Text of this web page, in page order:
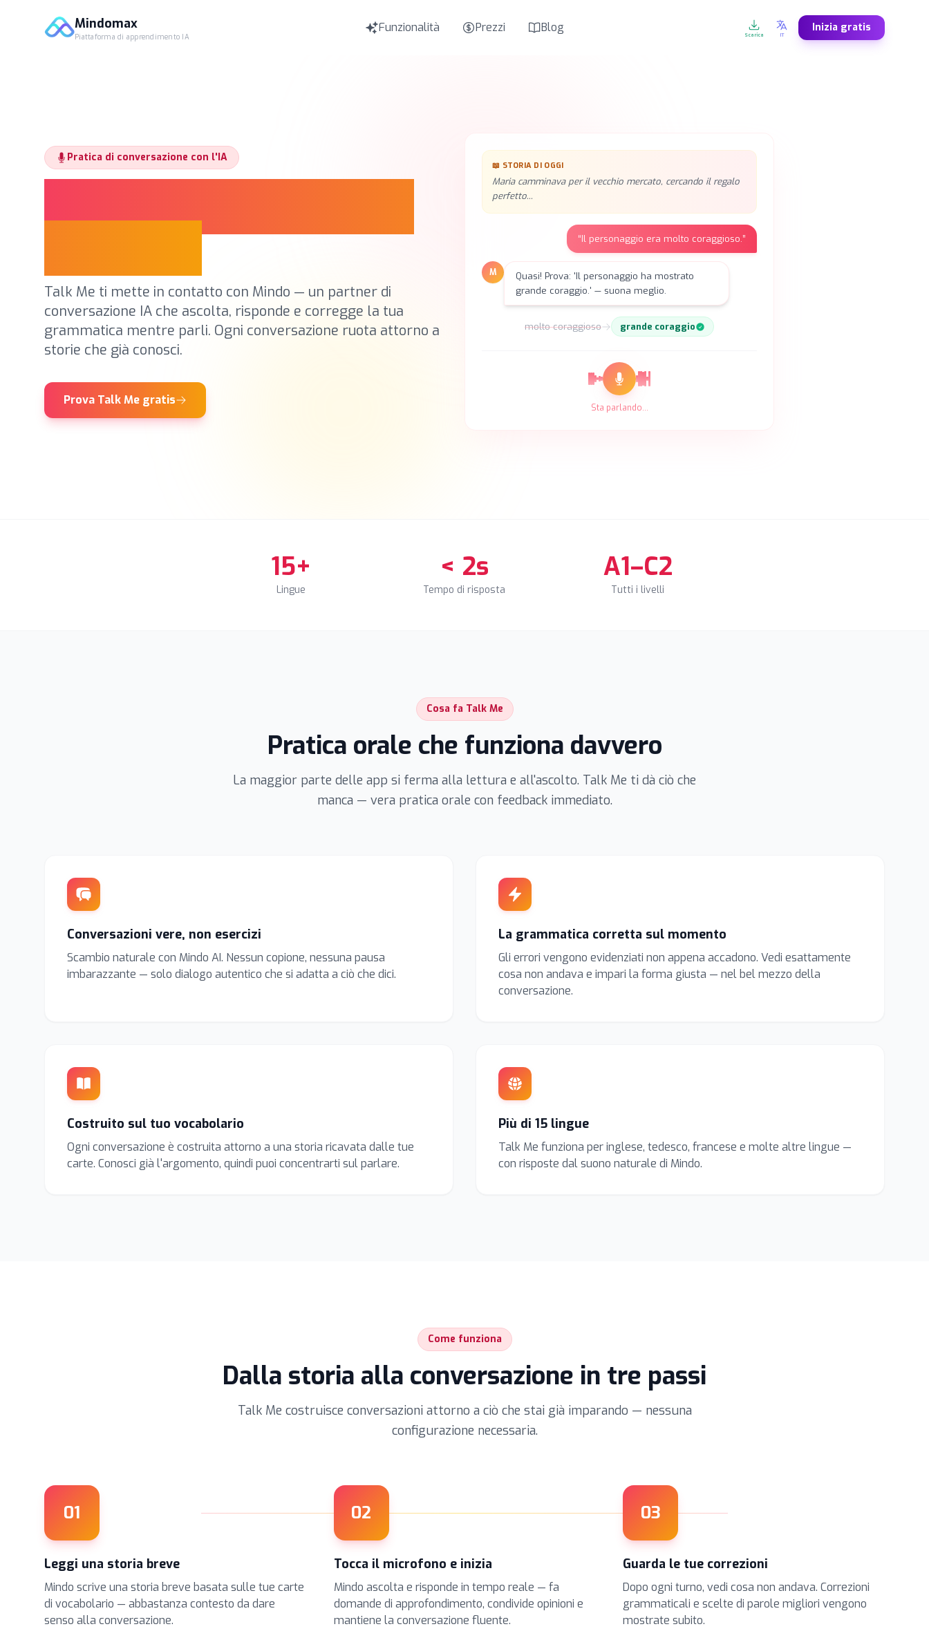
Mindomax
Piattaforma di apprendimento IA
Funzionalità Prezzi Blog Scarica IT
Inizia gratis
Pratica di conversazione con l'IA
Parla. Vieni corretto.
Talk Me ti mette in contatto con Mindo — un partner di
conversazione IA che ascolta, risponde e corregge la tua
grammatica mentre parli. Ogni conversazione ruota attorno a
storie che già conosci.
Prova Talk Me gratis
📖 STORIA DI OGGI
Maria camminava per il vecchio mercato, cercando il regalo
perfetto...
“Il personaggio era molto coraggioso.”
M
Quasi! Prova: 'Il personaggio ha mostrato
grande coraggio.' — suona meglio.
molto coraggioso grande coraggio
Sta parlando...
15+
Lingue
< 2s
Tempo di risposta
A1–C2
Tutti i livelli
Cosa fa Talk Me
Pratica orale che funziona davvero
La maggior parte delle app si ferma alla lettura e all'ascolto. Talk Me ti dà ciò che
manca — vera pratica orale con feedback immediato.
Conversazioni vere, non esercizi
Scambio naturale con Mindo AI. Nessun copione, nessuna pausa
imbarazzante — solo dialogo autentico che si adatta a ciò che dici.
La grammatica corretta sul momento
Gli errori vengono evidenziati non appena accadono. Vedi esattamente
cosa non andava e impari la forma giusta — nel bel mezzo della
conversazione.
Costruito sul tuo vocabolario
Ogni conversazione è costruita attorno a una storia ricavata dalle tue
carte. Conosci già l'argomento, quindi puoi concentrarti sul parlare.
Più di 15 lingue
Talk Me funziona per inglese, tedesco, francese e molte altre lingue —
con risposte dal suono naturale di Mindo.
Come funziona
Dalla storia alla conversazione in tre passi
Talk Me costruisce conversazioni attorno a ciò che stai già imparando — nessuna
configurazione necessaria.
01
Leggi una storia breve
Mindo scrive una storia breve basata sulle tue carte
di vocabolario — abbastanza contesto da dare
senso alla conversazione.
02
Tocca il microfono e inizia
Mindo ascolta e risponde in tempo reale — fa
domande di approfondimento, condivide opinioni e
mantiene la conversazione fluente.
03
Guarda le tue correzioni
Dopo ogni turno, vedi cosa non andava. Correzioni
grammaticali e scelte di parole migliori vengono
mostrate subito.